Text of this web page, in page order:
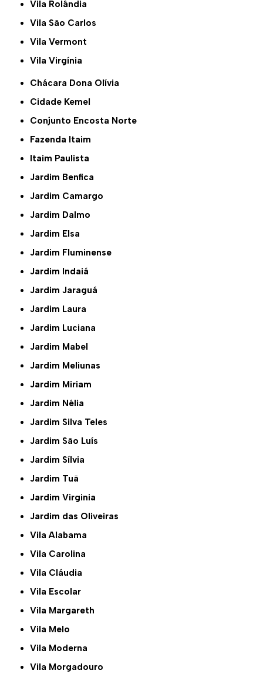
Vila Rolândia
Vila São Carlos
Vila Vermont
Vila Virgínia
Chácara Dona Olívia
Cidade Kemel
Conjunto Encosta Norte
Fazenda Itaim
Itaim Paulista
Jardim Benfica
Jardim Camargo
Jardim Dalmo
Jardim Elsa
Jardim Fluminense
Jardim Indaiá
Jardim Jaraguá
Jardim Laura
Jardim Luciana
Jardim Mabel
Jardim Meliunas
Jardim Miriam
Jardim Nélia
Jardim Silva Teles
Jardim São Luís
Jardim Sílvia
Jardim Tuã
Jardim Virginia
Jardim das Oliveiras
Vila Alabama
Vila Carolina
Vila Cláudia
Vila Escolar
Vila Margareth
Vila Melo
Vila Moderna
Vila Morgadouro